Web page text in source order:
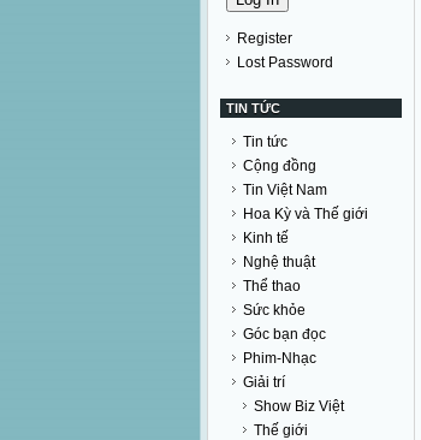
Register
Lost Password
TIN TỨC
Tin tức
Cộng đồng
Tin Việt Nam
Hoa Kỳ và Thế giới
Kinh tế
Nghệ thuật
Thể thao
Sức khỏe
Góc bạn đọc
Phim-Nhạc
Giải trí
Show Biz Việt
Thế giới